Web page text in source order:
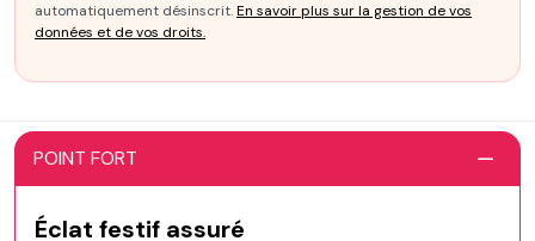
automatiquement désinscrit.En savoir plus sur la gestion de vos
données et de vos droits.
POINT FORT
Éclat festif assuré